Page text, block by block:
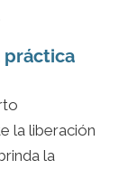
práctica
la liberación
la